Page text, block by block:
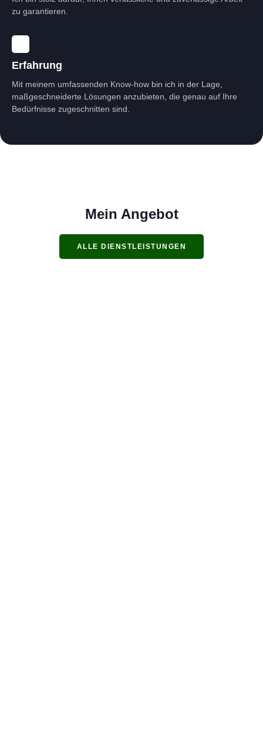
Erfahrung
Mit meinem umfassenden Know-how bin ich in der Lage,
maßgeschneiderte Lösungen anzubieten, die genau auf Ihre
Bedürfnisse zugeschnitten sind.
zu garantieren.
Mein Angebot
ALLE DIENSTLEISTUNGEN